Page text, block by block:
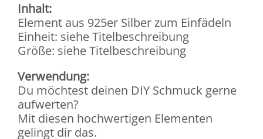
Inhalt:
Element aus 925er Silber zum Einfädeln
Einheit: siehe Titelbeschreibung
Größe: siehe Titelbeschreibung
Verwendung:
Du möchtest deinen DIY Schmuck gerne
aufwerten?
Mit diesen hochwertigen Elementen
gelingt dir das.